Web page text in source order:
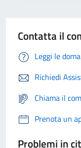
Contatta il
Leggi le
Richiedi
Chiama il
Prenota un
Problemi in